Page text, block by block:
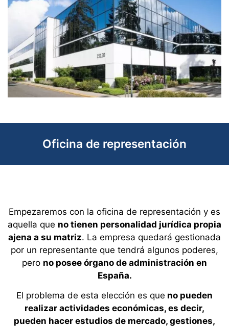
Oficina de representación
Empezaremos con la oficina de representación y es
aquella que no tienen personalidad jurídica propia
ajena a su matriz. La empresa quedará gestionada
por un representante que tendrá algunos poderes,
pero no posee órgano de administración en
España.
El problema de esta elección es que no pueden
realizar actividades económicas, es decir,
pueden hacer estudios de mercado, gestiones,